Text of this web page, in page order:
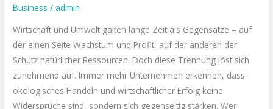
Business /admin
Wirtschaft und Umwelt galten lange Zeit als Gegensätze – auf
der einen Seite Wachstum und Profit, auf der anderen der
Schutz natürlicher Ressourcen. Doch diese Trennung löst sich
zunehmend auf. Immer mehr Unternehmen erkennen, dass
ökologisches Handeln und wirtschaftlicher Erfolg keine
Widersprüche sind, sondern sich gegenseitig stärken. Wer